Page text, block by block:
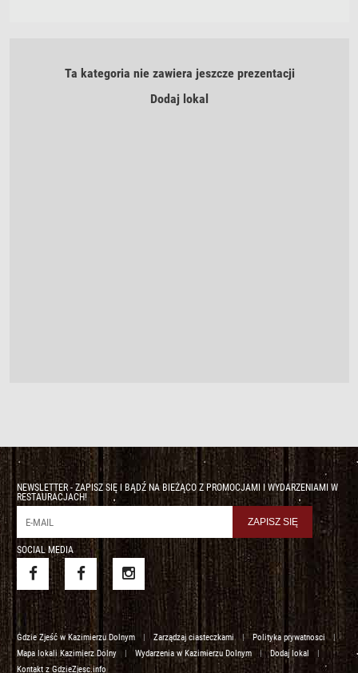
Ta kategoria nie zawiera jeszcze prezentacji
Dodaj lokal
NEWSLETTER - ZAPISZ SIĘ I BĄDŹ NA BIEŻĄCO Z PROMOCJAMI I WYDARZENIAMI W
RESTAURACJACH!
SOCIAL MEDIA
Gdzie Zjeść w Kazimierzu Dolnym | Zarządzaj ciasteczkami | Polityka prywatnosci
|
Mapa lokali Kazimierz Dolny
| Wydarzenia w Kazimierzu Dolnym | Dodaj lokal
|
Kontakt z GdzieZjesc.info